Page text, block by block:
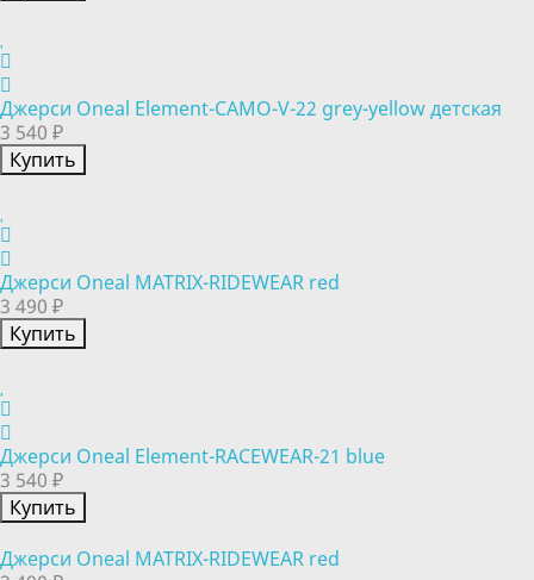
Джерси Oneal Element-CAMO-V-22 grey-yellow детская
3 540 ₽
Купить
Джерси Oneal MATRIX-RIDEWEAR red
3 490 ₽
Купить
Джерси Oneal Element-RACEWEAR-21 blue
3 540 ₽
Купить
Джерси Oneal MATRIX-RIDEWEAR red